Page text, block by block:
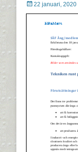
Postades
den
22 januari, 2020